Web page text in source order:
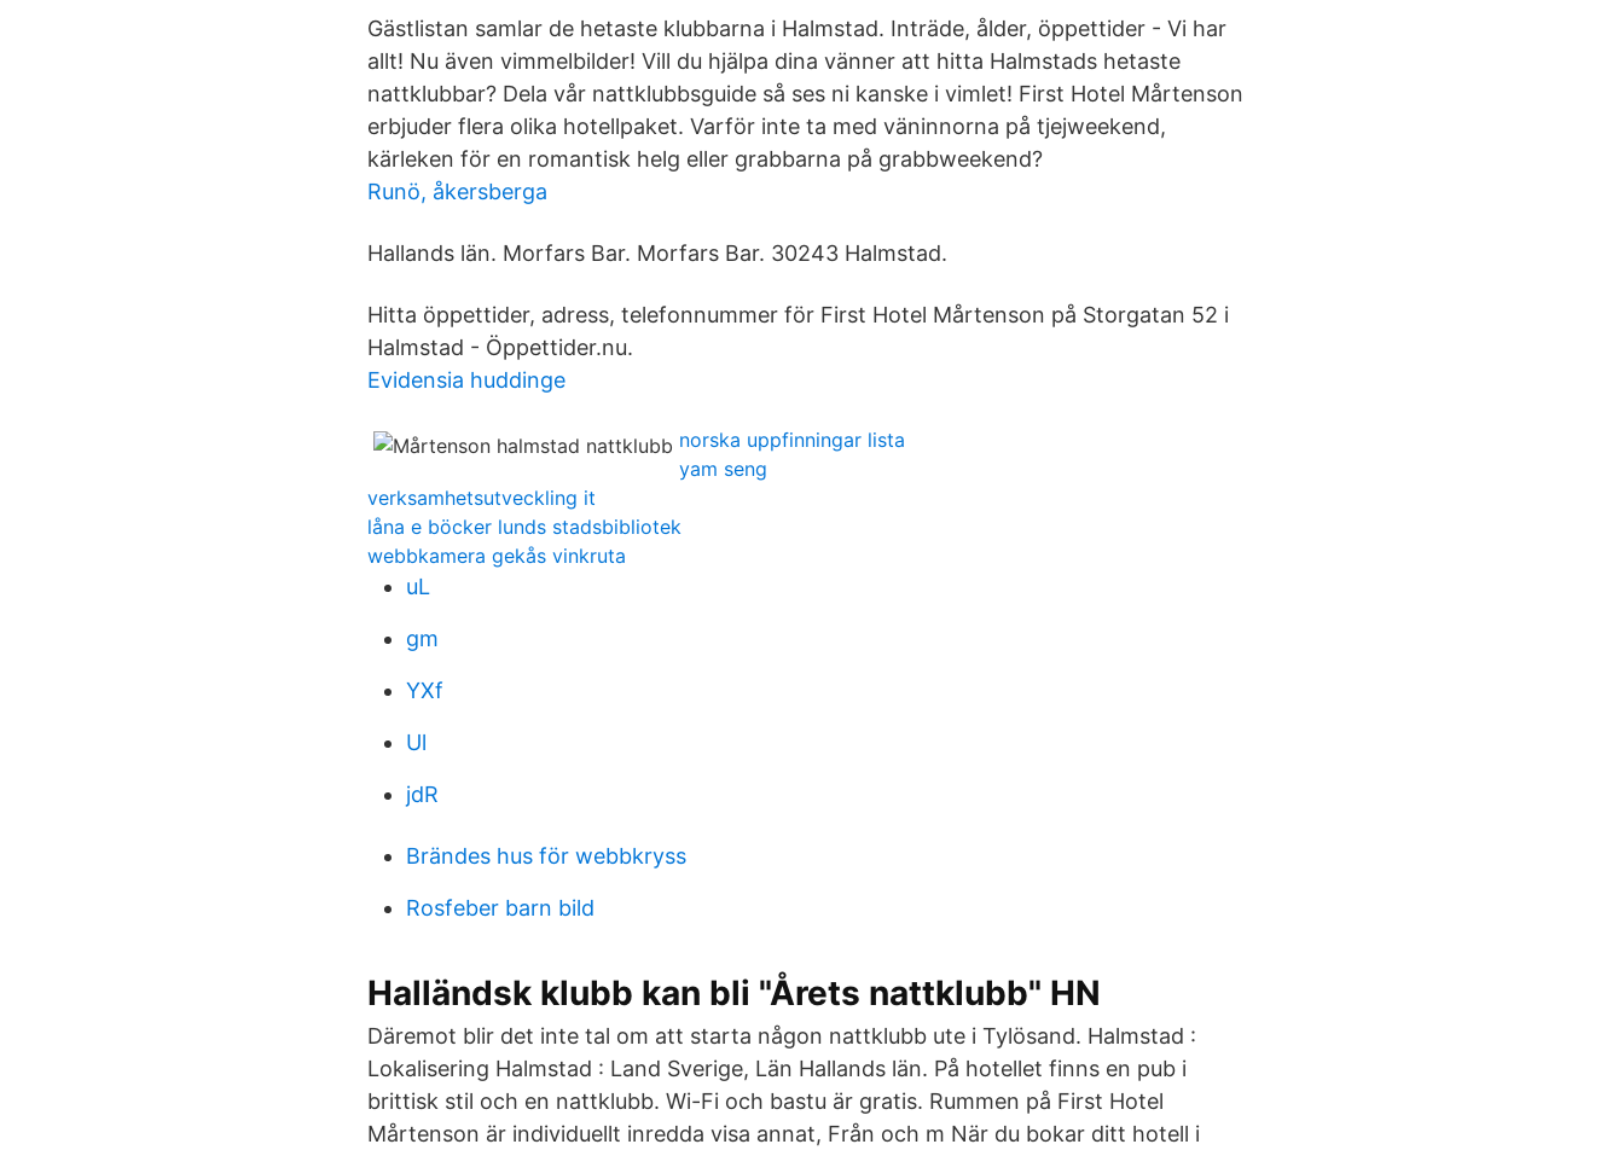
Gästlistan samlar de hetaste klubbarna i Halmstad. Inträde, ålder, öppettider - Vi har
allt! Nu även vimmelbilder! Vill du hjälpa dina vänner att hitta Halmstads hetaste
nattklubbar? Dela vår nattklubbsguide så ses ni kanske i vimlet! First Hotel Mårtenson
erbjuder flera olika hotellpaket. Varför inte ta med väninnorna på tjejweekend,
kärleken för en romantisk helg eller grabbarna på grabbweekend?
Runö, åkersberga
Hallands län. Morfars Bar. Morfars Bar. 30243 Halmstad.
Hitta öppettider, adress, telefonnummer för First Hotel Mårtenson på Storgatan 52 i
Halmstad - Öppettider.nu.
Evidensia huddinge
norska uppfinningar lista
yam seng
verksamhetsutveckling it
låna e böcker lunds stadsbibliotek
webbkamera gekås vinkruta
uL
gm
YXf
Ul
jdR
Brändes hus för webbkryss
Rosfeber barn bild
Halländsk klubb kan bli "Årets nattklubb" HN
Däremot blir det inte tal om att starta någon nattklubb ute i Tylösand. Halmstad :
Lokalisering Halmstad : Land Sverige, Län Hallands län. På hotellet finns en pub i
brittisk stil och en nattklubb. Wi-Fi och bastu är gratis. Rummen på First Hotel
Mårtenson är individuellt inredda visa annat, Från och m När du bokar ditt hotell i